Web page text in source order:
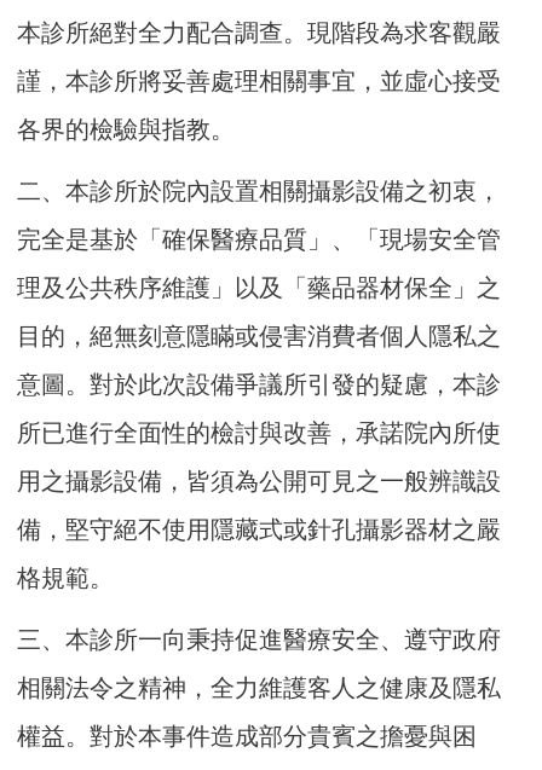
本診所絕對全力配合調查。現階段為求客觀嚴
謹，本診所將妥善處理相關事宜，並虛心接受
各界的檢驗與指教。
二、本診所於院內設置相關攝影設備之初衷，
完全是基於「確保醫療品質」、「現場安全管
理及公共秩序維護」以及「藥品器材保全」之
目的，絕無刻意隱瞞或侵害消費者個人隱私之
意圖。對於此次設備爭議所引發的疑慮，本診
所已進行全面性的檢討與改善，承諾院內所使
用之攝影設備，皆須為公開可見之一般辨識設
備，堅守絕不使用隱藏式或針孔攝影器材之嚴
格規範。
三、本診所一向秉持促進醫療安全、遵守政府
相關法令之精神，全力維護客人之健康及隱私
權益。對於本事件造成部分貴賓之擔憂與困